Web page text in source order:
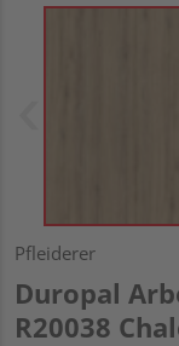
Pfleiderer
Duropal
R20038